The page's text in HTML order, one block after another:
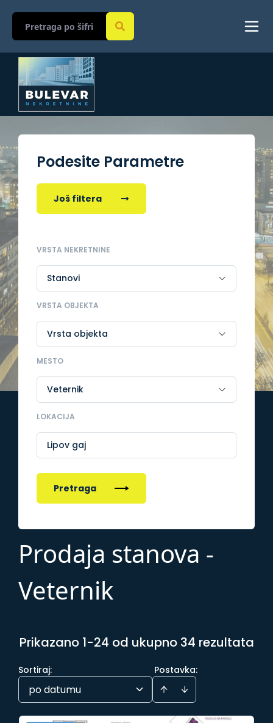
Podesite Parametre
Još filtera
VRSTA NEKRETNINE
VRSTA OBJEKTA
MESTO
LOKACIJA
Lipov gaj
Pretraga
Prodaja stanova -
Veternik
Prikazano 1-24 od ukupno 34 rezultata
Postavka:
Sortiraj:
po datumu